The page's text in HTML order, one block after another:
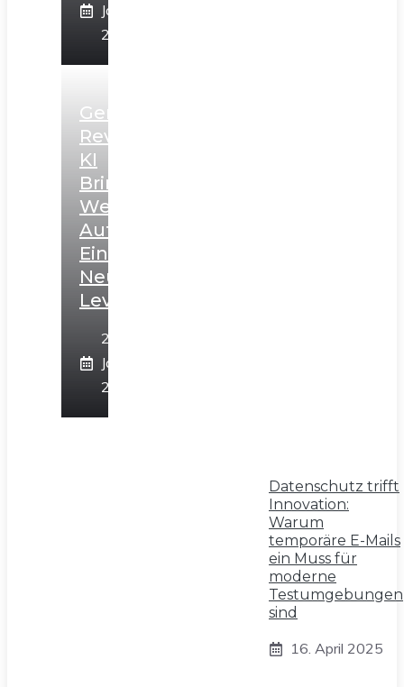
Januar
2025
GenCast:
Revolutionäre
KI
Bringt
Wettervorhersagen
Auf
Ein
Neues
Level
28.
Januar
2025
Datenschutz trifft
Innovation:
Warum
temporäre E-Mails
ein Muss für
moderne
Testumgebungen
sind
16. April 2025